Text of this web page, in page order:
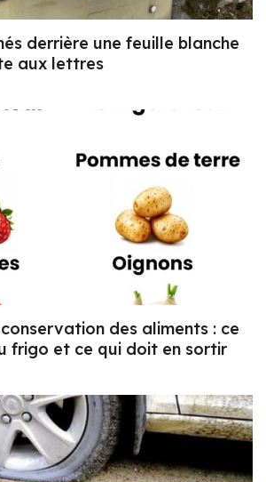
derrière une feuille blanche
aux lettres
des aliments : ce
frigo et ce qui doit en sortir